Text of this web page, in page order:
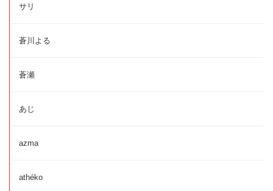
サリ
蒼川よる
蒼瀬
あじ
azma
athéko